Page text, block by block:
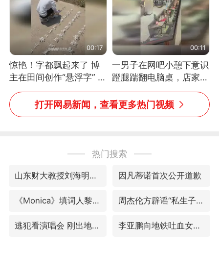
00:17
惊艳！字都飘起来了 博
主在田间创作“悬浮字” 网
友：真·裸眼3D！
00:11
一男子在网吧小憩下意识
蹬腿踹翻电脑桌，店家3
台显示器与机械臂损坏
打开网易新闻，查看更多热门视频
热门搜索
山东财大教授刘海明逝世 终年38岁 因凡蒂诺首次公开道歉
《Monica》填词人黎彼得去世 周杰伦方辟谣“私生子”传闻
逃犯看演唱会 刚出地铁就被逮住 李亚鹏向地铁吐血女孩捐99999元